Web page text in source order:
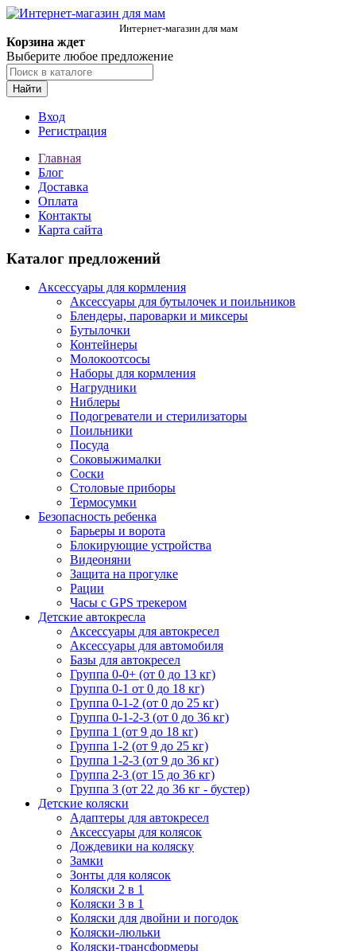
Интернет-магазин для мам
Корзина ждет
Выберите любое предложение
Найти
Вход
Регистрация
Главная
Блог
Доставка
Оплата
Контакты
Карта сайта
Каталог предложений
Аксессуары для кормления
Аксессуары для бутылочек и поильников
Блендеры, пароварки и миксеры
Бутылочки
Контейнеры
Молокоотсосы
Наборы для кормления
Нагрудники
Ниблеры
Подогреватели и стерилизаторы
Поильники
Посуда
Соковыжималки
Соски
Столовые приборы
Термосумки
Безопасность ребенка
Барьеры и ворота
Блокирующие устройства
Видеоняни
Защита на прогулке
Рации
Часы с GPS трекером
Детские автокресла
Аксессуары для автокресел
Аксессуары для автомобиля
Базы для автокресел
Группа 0-0+ (от 0 до 13 кг)
Группа 0-1 от 0 до 18 кг)
Группа 0-1-2 (от 0 до 25 кг)
Группа 0-1-2-3 (от 0 до 36 кг)
Группа 1 (от 9 до 18 кг)
Группа 1-2 (от 9 до 25 кг)
Группа 1-2-3 (от 9 до 36 кг)
Группа 2-3 (от 15 до 36 кг)
Группа 3 (от 22 до 36 кг - бустер)
Детские коляски
Адаптеры для автокресел
Аксессуары для колясок
Дождевики на коляску
Замки
Зонты для колясок
Коляски 2 в 1
Коляски 3 в 1
Коляски для двойни и погодок
Коляски-люльки
Коляски-трансформеры